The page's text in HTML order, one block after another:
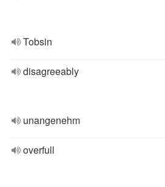
Tobsin
disagreeably
unangenehm
overfull